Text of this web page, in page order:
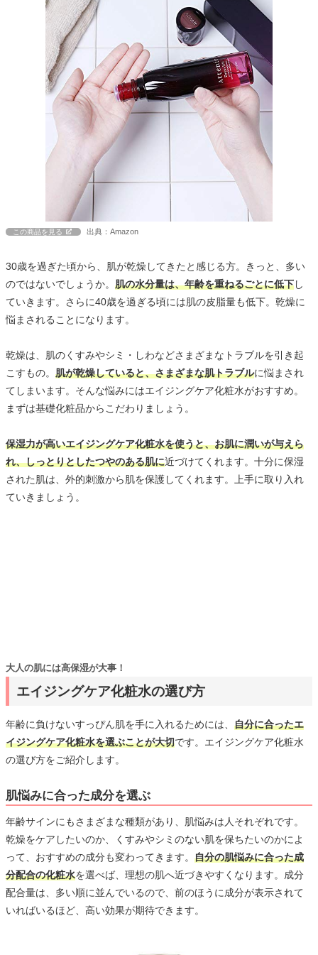
この商品を見る 出典：Amazon
30歳を過ぎた頃から、肌が乾燥してきたと感じる方。きっと、多い
のではないでしょうか。 肌の水分量は、年齢を重ねるごとに低下し
ていきます。さらに40歳を過ぎる頃には肌の皮脂量も低下。乾燥に
悩まされることになります。
乾燥は、肌のくすみやシミ・しわなどさまざまなトラブルを引き起
こすもの。 肌が乾燥していると、さまざまな肌トラブルに悩まされ
てしまいます。そんな悩みにはエイジングケア化粧水がおすすめ。
まずは基礎化粧品からこだわりましょう。
保湿力が高いエイジングケア化粧水を使うと、お肌に潤いが与えら
れ、しっとりとしたつやのある肌に近づけてくれます。十分に保湿
された肌は、外的刺激から肌を保護してくれます。上手に取り入れ
ていきましょう。
エイジングケア化粧水の選び方
大人の肌には高保湿が大事！
年齢に負けないすっぴん肌を手に入れるためには、 自分に合ったエ
イジングケア化粧水を選ぶことが大切です。エイジングケア化粧水
の選び方をご紹介します。
肌悩みに合った成分を選ぶ
年齢サインにもさまざまな種類があり、肌悩みは人それぞれです。
乾燥をケアしたいのか、くすみやシミのない肌を保ちたいのかによ
って、おすすめの成分も変わってきます。 自分の肌悩みに合った成
分配合の化粧水を選べば、理想の肌へ近づきやすくなります。成分
配合量は、多い順に並んでいるので、前のほうに成分が表示されて
いればいるほど、高い効果が期待できます。